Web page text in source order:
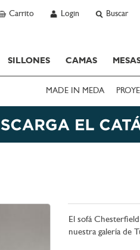
Carrito Login Buscar
SILLONES CAMAS
MADE IN MEDA
El sofá
nuestra galería de